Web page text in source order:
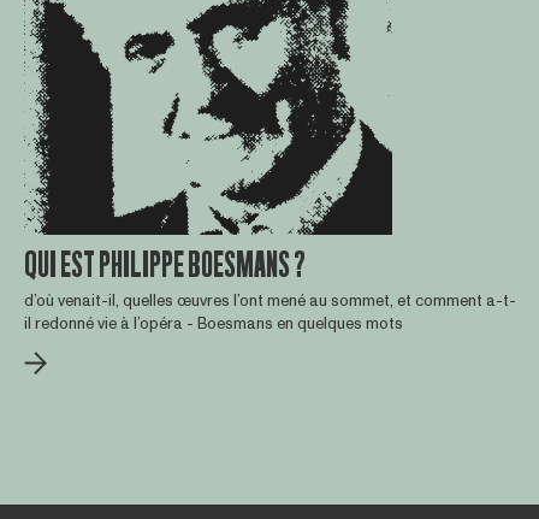
QUI EST PHILIPPE BOESMANS ?
d’où venait-il, quelles œuvres l’ont mené au sommet, et comment a-t-
il redonné vie à l’opéra - Boesmans en quelques mots